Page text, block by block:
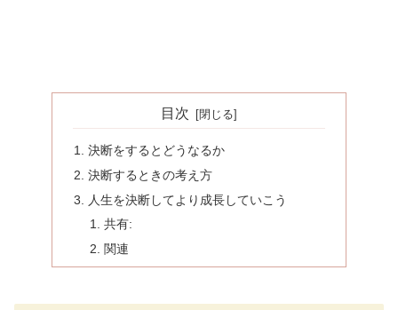
目次
決断をするとどうなるか
決断するときの考え方
人生を決断してより成長していこう
共有:
関連